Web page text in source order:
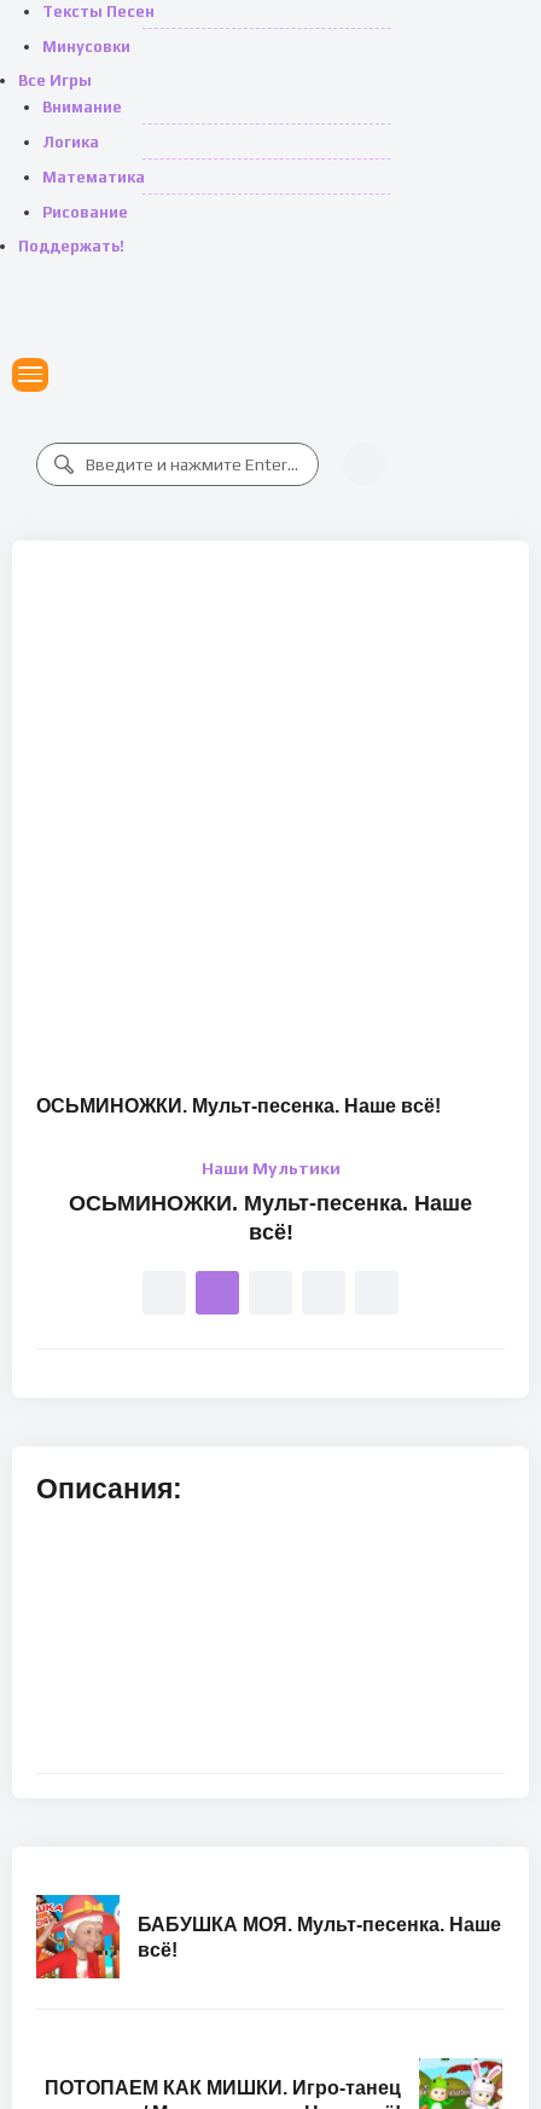
Тексты Песен
Минусовки
Все Игры
Внимание
Логика
Математика
Рисование
Поддержать!
ОСЬМИНОЖКИ. Мульт-песенка. Наше всё!
Наши Мультики
ОСЬМИНОЖКИ. Мульт-песенка. Наше
всё!
Описания:
БАБУШКА МОЯ. Мульт-песенка. Наше
всё!
ПОТОПАЕМ КАК МИШКИ. Игро-танец